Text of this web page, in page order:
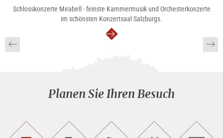
Schlosskonzerte Mirabell - feinste Kammermusik und Orchesterkonzerte
im schönsten Konzertsaal Salzburgs.
weiter
Planen Sie Ihren Besuch